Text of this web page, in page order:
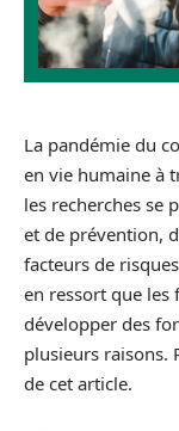
La pandémie du
en vie humaine à
les recherches se
et de prévention,
facteurs de
en ressort que les
développer des
plusieurs raisons.
de cet article.